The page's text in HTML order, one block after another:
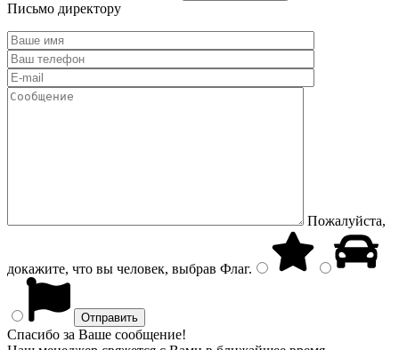
Письмо директору
Пожалуйста,
докажите, что вы человек, выбрав Флаг.
Спасибо за Ваше сообщение!